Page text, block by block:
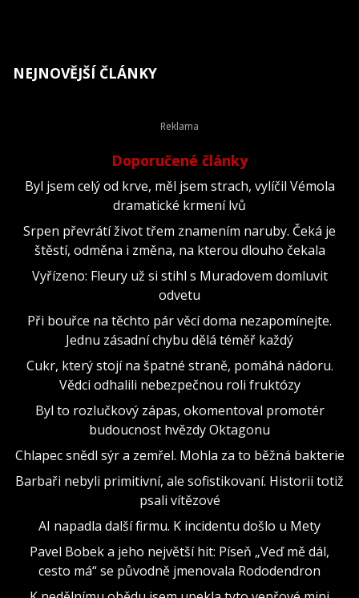
NEJNOVĚJŠÍ ČLÁNKY
Doporučené články
Byl jsem celý od krve, měl jsem strach, vylíčil Vémola
dramatické krmení lvů
Srpen převrátí život třem znamením naruby. Čeká je
štěstí, odměna i změna, na kterou dlouho čekala
Vyřízeno: Fleury už si stihl s Muradovem domluvit
odvetu
Při bouřce na těchto pár věcí doma nezapomínejte.
Jednu zásadní chybu dělá téměř každý
Cukr, který stojí na špatné straně, pomáhá nádoru.
Vědci odhalili nebezpečnou roli fruktózy
Byl to rozlučkový zápas, okomentoval promotér
budoucnost hvězdy Oktagonu
Chlapec snědl sýr a zemřel. Mohla za to běžná bakterie
Barbaři nebyli primitivní, ale sofistikovaní. Historii totiž
psali vítězové
AI napadla další firmu. K incidentu došlo u Mety
Pavel Bobek a jeho největší hit: Píseň „Veď mě dál,
cesto má“ se původně jmenovala Rododendron